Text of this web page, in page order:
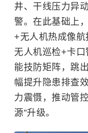
井、干线压力异
警。在此基础上
+无人机热成像航
无人机巡检+卡
能技防矩阵，跳
幅提升隐患排查
力震慑，推动管
源”升级。